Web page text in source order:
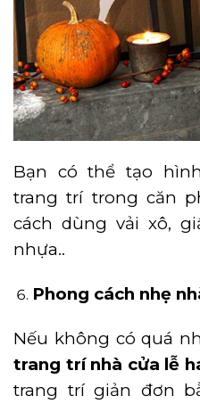
Bạn có thể tạo
trang trí trong căn
cách dùng vải xô,
nhựa..
Phong cách nhẹ
Nếu không có quá
trang trí nhà cửa lễ
trang trí giản đơn